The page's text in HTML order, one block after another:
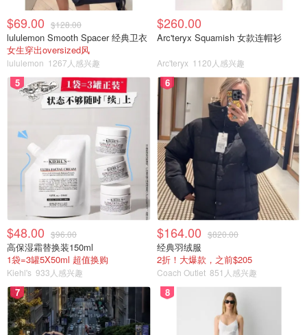
$69.00 $128.00
lululemon Smooth Spacer 经典卫衣
女生穿出oversized风
lululemon 1267人感兴趣
$260.00
Arc'teryx Squamish 女款连帽衫
Arc'teryx 1120人感兴趣
5
$48.00 $96.00
高保湿霜替换装150ml
1袋=3罐5X50ml 超值换购
Kiehl's 933人感兴趣
6
$164.00 $820.00
经典羽绒服
2折！大爆款，之前$205
Coach Outlet 851人感兴趣
7 8